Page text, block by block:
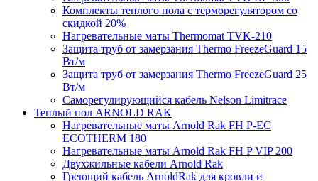
Комплекты теплого пола с терморегулятором со
скидкой 20%
Нагревательные маты Thermomat TVK-210
Защита труб от замерзания Thermo FreezeGuard 15
Вт/м
Защита труб от замерзания Thermo FreezeGuard 25
Вт/м
Саморегулирующийся кабель Nelson Limitrace
Теплый пол ARNOLD RAK
Нагревательные маты Arnold Rak FH P-EC
ECOTHERM 180
Нагревательные маты Arnold Rak FH P VIP 200
Двухжильные кабели Arnold Rak
Греющий кабель ArnoldRak для кровли и